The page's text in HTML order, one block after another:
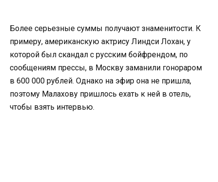
Более серьезные суммы получают знаменитости. К
примеру, американскую актрису Линдси Лохан, у
которой был скандал с русским бойфрендом, по
сообщениям прессы, в Москву заманили гонораром
в 600 000 рублей. Однако на эфир она не пришла,
поэтому Малахову пришлось ехать к ней в отель,
чтобы взять интервью.